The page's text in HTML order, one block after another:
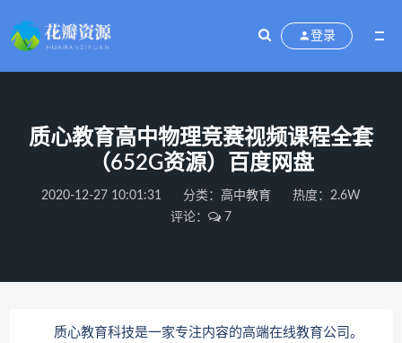
登录
质心教育高中物理竞赛视频课程全套
（652G资源）百度网盘
2020-12-27 10:01:31 分类： 高中教育
热度：2.6W
评论：
7
质心教育科技是一家专注内容的高端在线教育公司。